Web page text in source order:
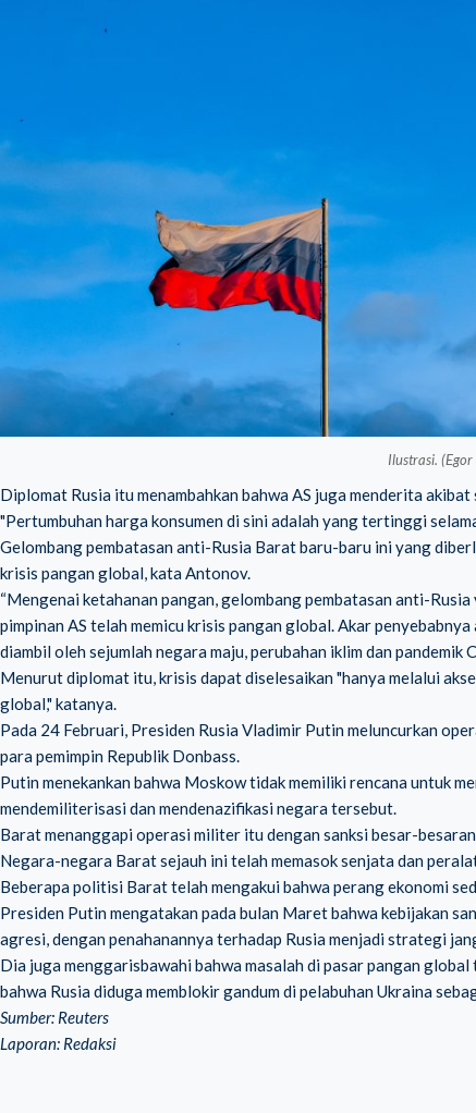
Ilustrasi.
Diplomat Rusia itu menambahkan bahwa AS juga menderita
"Pertumbuhan harga konsumen di sini adalah yang tertinggi
Gelombang pembatasan anti-Rusia Barat baru-baru ini yang
krisis pangan global, kata Antonov.
“Mengenai ketahanan pangan, gelombang pembatasan anti-
pimpinan AS telah memicu krisis pangan global. Akar
diambil oleh sejumlah negara maju, perubahan iklim dan
Menurut diplomat itu, krisis dapat diselesaikan "hanya melalui
global," katanya.
Pada 24 Februari, Presiden Rusia Vladimir Putin meluncurkan
para pemimpin Republik Donbass.
Putin menekankan bahwa Moskow tidak memiliki rencana untuk
mendemiliterisasi dan mendenazifikasi negara tersebut.
Barat menanggapi operasi militer itu dengan sanksi besar-
Negara-negara Barat sejauh ini telah memasok senjata dan
Beberapa politisi Barat telah mengakui bahwa perang ekonomi
Presiden Putin mengatakan pada bulan Maret bahwa kebijakan
agresi, dengan penahanannya terhadap Rusia menjadi strategi
Dia juga menggarisbawahi bahwa masalah di pasar pangan
bahwa Rusia diduga memblokir gandum di pelabuhan Ukraina
Sumber: Reuters
Laporan: Redaksi